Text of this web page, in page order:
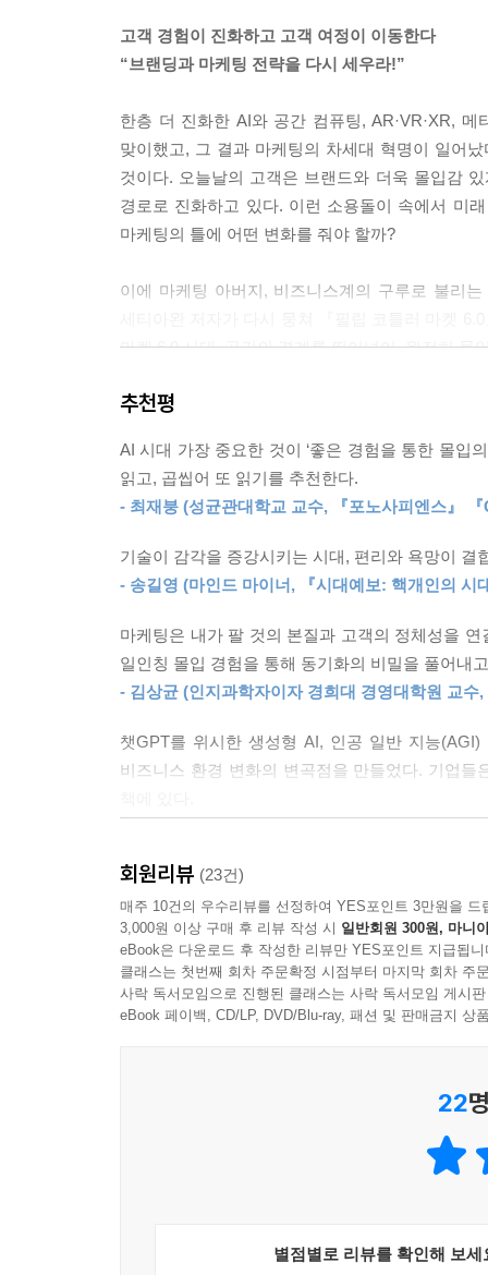
도 특별한 고객 경험을 제공할 수 있다면, 제품 수
---「4장 고객 경험의 미래」중에서
증강현실과 가상현실의 장점은 흔히 혼합현실
혼합현실은 여기서 한 단계 더 나아가 디지털 요
현실과 완전한 몰입형의 가상현실 사이에 자리하
디지털 상호작용을 불러일으킨다.
---「5장 기술 요인 이해하기」중에서
실제 매장에서 물품을 구매하는 추세는 인구통계
---「6장 확장현실 구축하기」중에서
첨단 기술은 많은 경우에 인간의 능력을 모방하
동작을 가능하게 하는가 하면, 상상적 경험을 만
용할 수 있는 신흥 분야가 바로 공간 컴퓨팅인데,
고객 경험이 진화하고 고객 여정이 이동한다
“브랜딩과 마케팅 전략을 다시 세우라!”
한층 더 진화한 AI와 공간 컴퓨팅, AR·VR·XR,
맞이했고, 그 결과 마케팅의 차세대 혁명이 일어
것이다. 오늘날의 고객은 브랜드와 더욱 몰입감
경로로 진화하고 있다. 이런 소용돌이 속에서 미
마케팅의 틀에 어떤 변화를 줘야 할까?
이에 마케팅 아버지, 비즈니스계의 구루로 불리
마켓 6.0 시대, 공간의 경계를 뛰어넘어, 완전히 몰
이 책은 ‘마켓 6.0 시대, 우리가 마주한 현실이 무
메타버스 마케팅 등)을 통해 어떻게 눈부신 미래를
디지털 영역과 물리적 영역의 융합, 이제 마켓 6.0
마켓 1.0 - 제품 중심의 마케팅 시대
마켓 3.0 - 인간 중심의 마케팅 시대(가치와 스토리
마켓 4.0 - 디지털 마케팅으로의 전환 시대(전통적
마켓 5.0 - 휴머니티를 지향한 기술 활용 시대
저자들은 기술과 고객의 변화를 면밀하게 살피며
메타마케팅이란 쌍방향의(interactive) 몰입형
말한다. 이 전략을 실현하는 방법은 크게 다음의 세
· 다감각 마케팅 : 오감을 자극하는 몰입 경험을 전
· 공간 마케팅 : 오프라인 영역에 디지털 경험을,
메타마케팅은 더욱 긴밀한 고객과의 상호작용을
제공한다. 이는 비교적 새로운 개념이지만 역
추천평
AI 시대 가장 중요한 것이 ‘좋은 경험을 통한 몰입
읽고, 곱씹어 또 읽기를 추천한다.
- 최재붕 (성균관대학교 교수, 『포노사피엔스』
기술이 감각을 증강시키는 시대, 편리와 욕망이
- 송길영 (마인드 마이너, 『시대예보: 핵개인의 시
마케팅은 내가 팔 것의 본질과 고객의 정체성을
일인칭 몰입 경험을 통해 동기화의 비밀을 풀어내
- 김상균 (인지과학자이자 경희대 경영대학원 교
챗GPT를 위시한 생성형 AI, 인공 일반 지능
비즈니스 환경 변화의 변곡점을 만들었다. 기업
필립 코틀러 박사는 AI와 로봇, 새로운 모빌리
‘메타마케팅’이다. 미래 비즈니스를 향한 중대한
- 이해선 (한국마케팅협회 회장, 『생각이 크기가
이 책은 현실과 상상의 자극을 혼합한 몰입형 마
봐야 한다.
가상의 몰입형 세계가 빠르게 성장하고 있다. 이
- 로버트 월코트 ((Rob Wolcott), 트윈 글로벌의 공
회원리뷰 (23건)
매주 10건의 우수리뷰를 선정하여 YES포인트 3만원을 드
3,000원 이상 구매 후 리뷰 작성 시 일반회원 300원, 마니
eBook은 다운로드 후 작성한 리뷰만 YES포인트 지급됩니
클래스는 첫번째 회차 주문확정 시점부터 마지막 회차 주
사락 독서모임으로 진행된 클래스는 사락 독서모임 게시
eBook 페이백, CD/LP, DVD/Blu-ray, 패션 및 판매금지 상
22
별점별로 리뷰를 확인해 보세